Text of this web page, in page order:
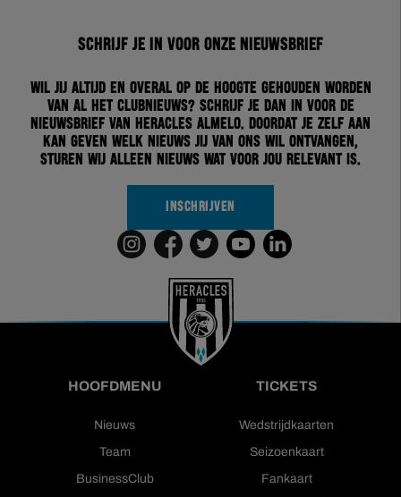
Schrijf je in voor onze nieuwsbrief
Wil jij altijd en overal op de hoogte gehouden worden
van al het clubnieuws? Schrijf je dan in voor de
nieuwsbrief van Heracles Almelo. Doordat je zelf aan
kan geven welk nieuws jij van ons wil ontvangen,
sturen wij alleen nieuws wat voor jou relevant is.
INSCHRIJVEN
HOOFDMENU
Nieuws
Team
BusinessClub
TICKETS
Wedstrijdkaarten
Seizoenkaart
Fankaart